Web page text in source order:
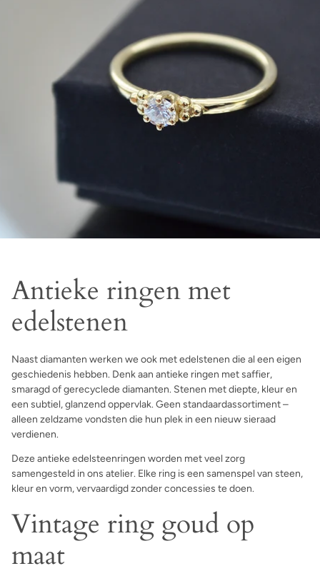
Antieke ringen met
edelstenen
Naast diamanten werken we ook met edelstenen die al een eigen
geschiedenis hebben. Denk aan antieke ringen met saffier,
smaragd of gerecyclede diamanten. Stenen met diepte, kleur en
een subtiel, glanzend oppervlak. Geen standaardassortiment –
alleen zeldzame vondsten die hun plek in een nieuw sieraad
verdienen.
Deze antieke edelsteenringen worden met veel zorg
samengesteld in ons atelier. Elke ring is een samenspel van steen,
kleur en vorm, vervaardigd zonder concessies te doen.
Vintage ring goud op
maat